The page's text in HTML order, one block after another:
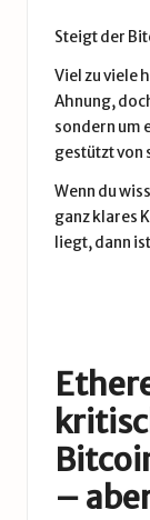
Steigt der
Viel zu viele
Ahnung,
sondern um
gestützt von
Wenn du
ganz klares
liegt, dann
–